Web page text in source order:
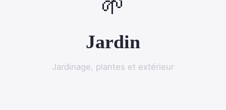
Jardin
Jardinage, plantes et extérieur